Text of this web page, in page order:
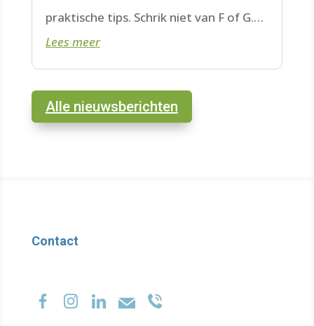
praktische tips. Schrik niet van F of G.
Check de datum. Lees hier verder.
Lees meer
Alle nieuwsberichten
Contact